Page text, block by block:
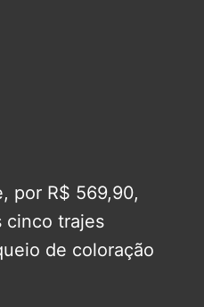
por R$ 569,90,
cinco trajes
de coloração